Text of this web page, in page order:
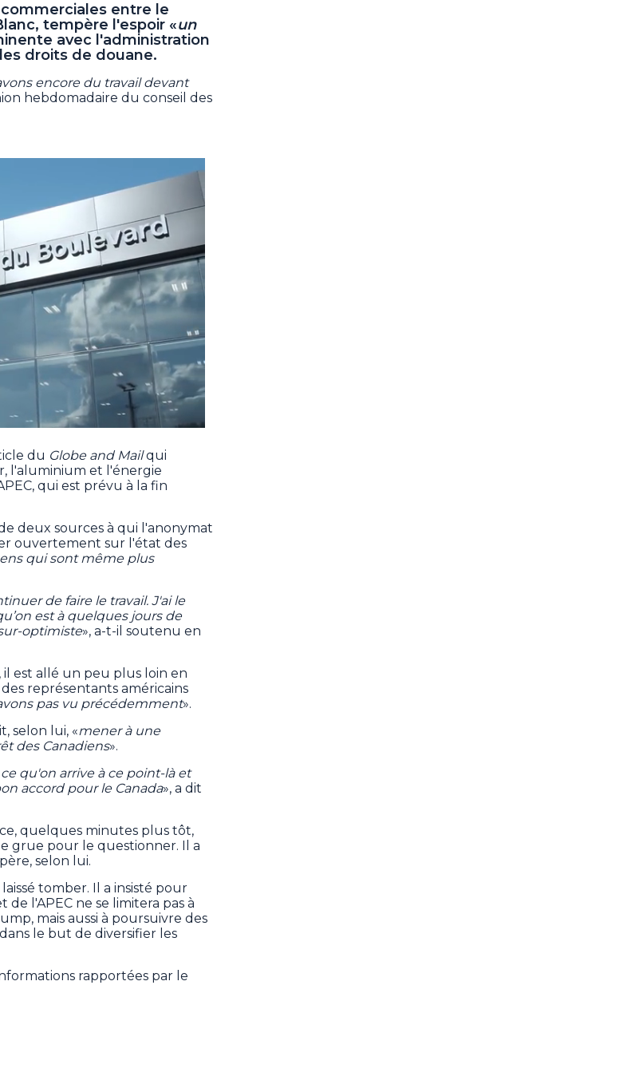
entre le
tempère l'espoir «un
avec l'administration
droits de douane.
encore du travail devant
hebdomadaire du conseil des
du Globe and Mailqui
l'aluminium et l'énergie
qui est prévu à la fin
deux sources à qui l'anonymat
ouvertement sur l'état des
qui sont même plus
de faire le travail. J'ai le
est à quelques jours de
optimiste», a-t-il soutenu en
est allé un peu plus loin en
des représentants américains
pas vu précédemment».
selon lui, «mener à une
des Canadiens».
qu'on arrive à ce point-là et
accord pour le Canada», a dit
quelques minutes plus tôt,
grue pour le questionner. Il a
selon lui.
laissé tomber. Il a insisté pour
l'APEC ne se limitera pas à
mais aussi à poursuivre des
le but de diversifier les
rapportées par le